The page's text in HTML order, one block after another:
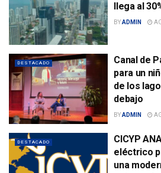
llega al
BYADMIN
DESTACADO
Canal de
para un
de los
debajo
BYADMIN
DESTACADO
CICYP
eléctrico
una